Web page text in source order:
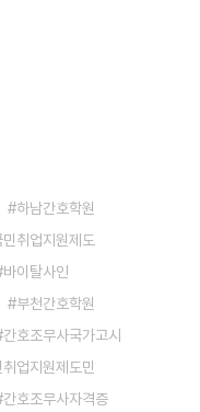
하남간호학원
민취업지원제도
바이탈사인
부천간호학원
간호조무사국가고시
취업지원제도민
간호조무사자격증